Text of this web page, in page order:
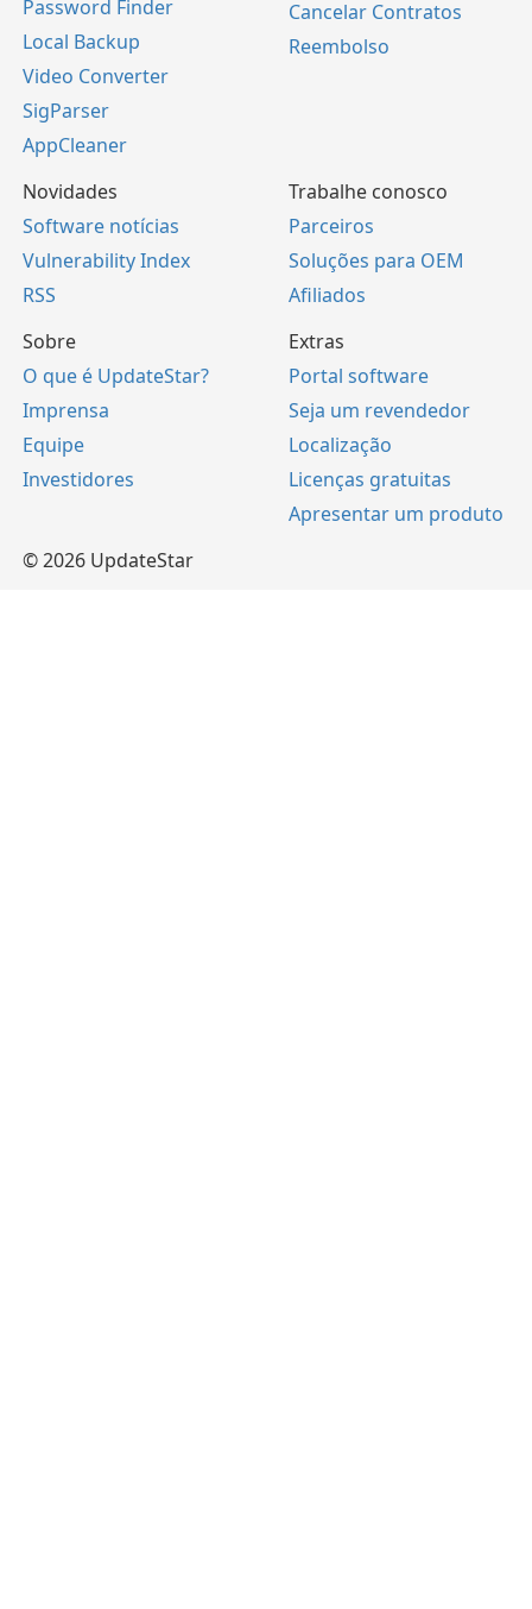
Password Finder
Local Backup
Video Converter
SigParser
AppCleaner
Cancelar Contratos
Reembolso
Novidades
Software notícias
Vulnerability Index
RSS
Trabalhe conosco
Parceiros
Soluções para OEM
Afiliados
Sobre
O que é UpdateStar?
Imprensa
Equipe
Investidores
Extras
Portal software
Seja um revendedor
Localização
Licenças gratuitas
Apresentar um produto
© 2026 UpdateStar